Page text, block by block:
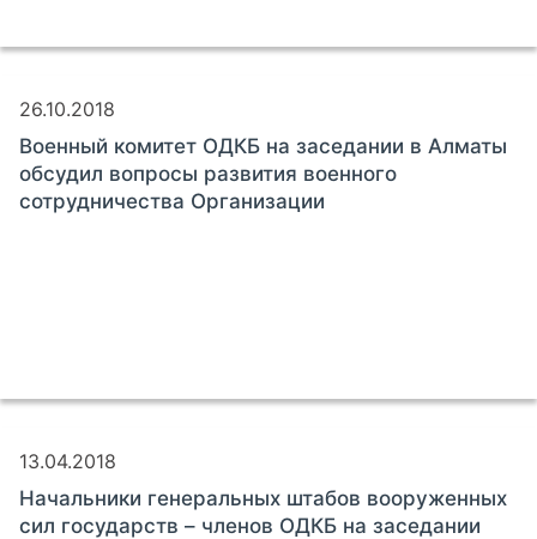
26.10.2018
Военный комитет ОДКБ на заседании в Алматы
обсудил вопросы развития военного
сотрудничества Организации
13.04.2018
Начальники генеральных штабов вооруженных
сил государств – членов ОДКБ на заседании